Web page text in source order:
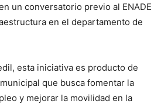
un conversatorio previo al ENADE
en el departamento de
esta iniciativa es producto de
que busca fomentar la
y mejorar la movilidad en la